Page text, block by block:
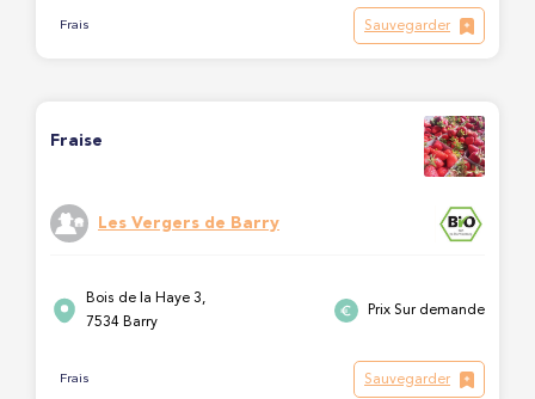
Frais Sauvegarder
Fraise
Les Vergers de Barry
Bois de la Haye 3,
7534 Barry
Prix Sur demande
Frais Sauvegarder